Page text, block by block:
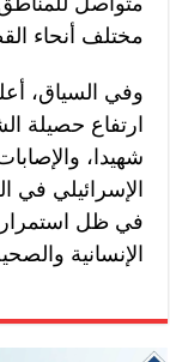
مختلف أنحاء
وفي السياق،
في ظل استمرار
الإنسانية